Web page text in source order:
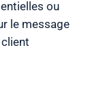
ou
le message